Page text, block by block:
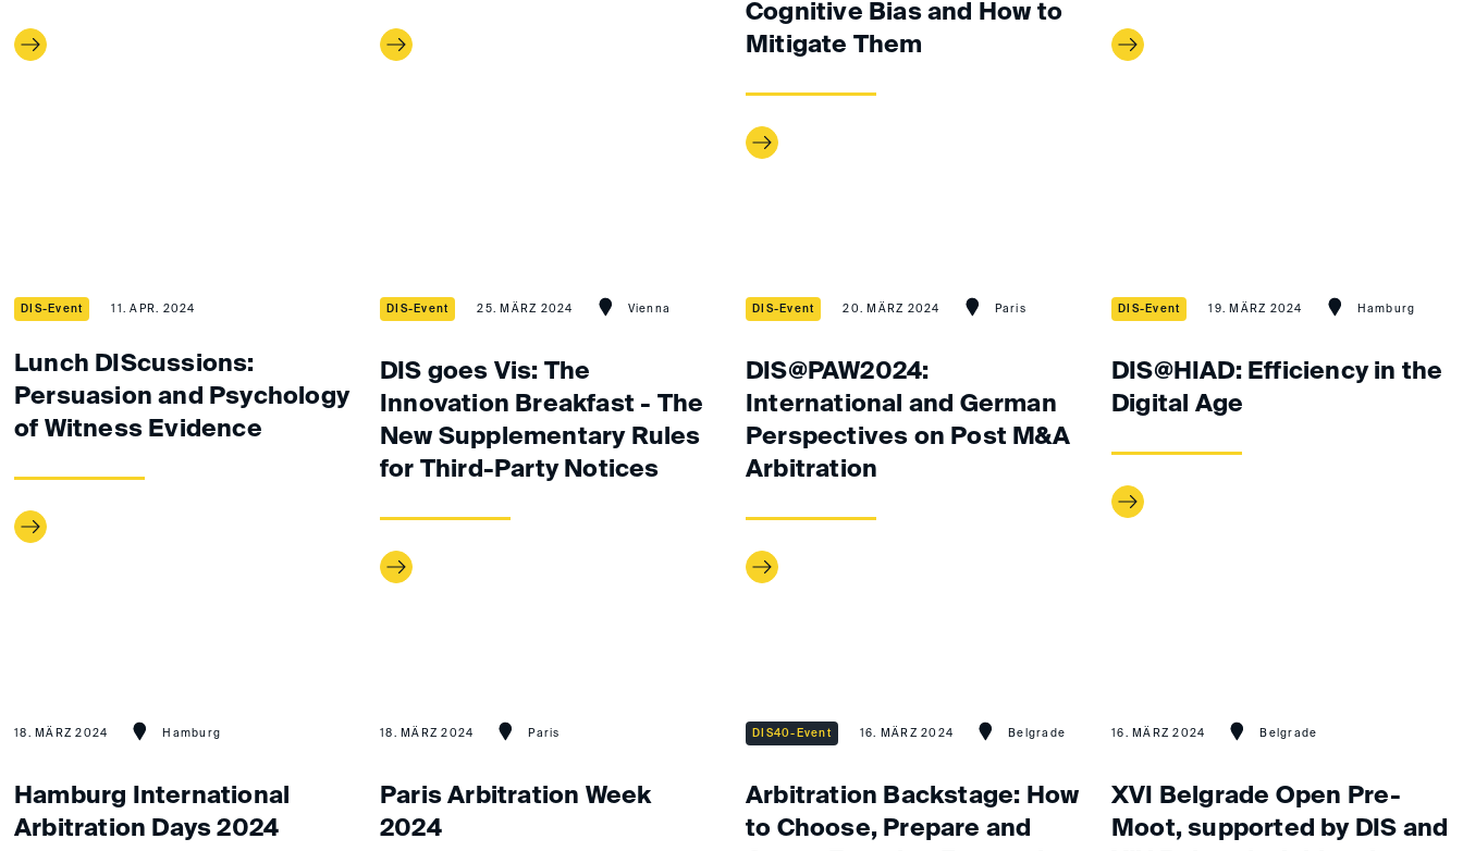
Cognitive Bias and How to
Mitigate Them
DIS-Event 11. APR. 2024
Lunch DIScussions:
Persuasion and Psychology
of Witness Evidence
DIS-Event 25. MÄRZ 2024 Vienna
DIS goes Vis: The
Innovation Breakfast - The
New Supplementary Rules
for Third-Party Notices
DIS-Event 20. MÄRZ 2024 Paris
DIS@PAW2024:
International and German
Perspectives on Post M&A
Arbitration
DIS-Event 19. MÄRZ 2024 Hamburg
DIS@HIAD: Efficiency in the
Digital Age
18. MÄRZ 2024 Hamburg
Hamburg International
Arbitration Days 2024
18. MÄRZ 2024 Paris
Paris Arbitration Week
2024
DIS40-Event 16. MÄRZ 2024 Belgrade
Arbitration Backstage: How
to Choose, Prepare and
16. MÄRZ 2024 Belgrade
XVI Belgrade Open Pre-
Moot, supported by DIS and